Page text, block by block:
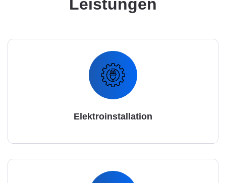
Leistungen
Elektroinstallation